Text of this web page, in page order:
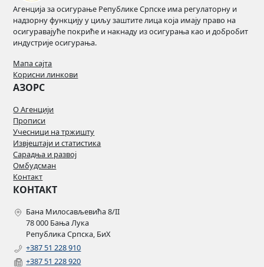
РЕПУБЛИЦИ
СРПСКОЈ 2024.
ГОДИНА
СРПСКОЈ 2023.
ГОДИНА
Агенција за осигурање Републике Српске има регулаторну и
надзорну функцију у циљу заштите лица која имају право на
осигуравајуће покриће и накнаду из осигурања као и добробит
индустрије осигурања.
Мапа сајта
Корисни линкови
АЗОРС
О Агенцији
Прописи
Учесници на тржишту
Извјештаји и статистика
Сарадња и развој
Омбудсман
Контакт
КОНТАКТ
Бана Милосављевића 8/II
78 000 Бања Лука
Република Српска, БиХ
+387 51 228 910
+387 51 228 920